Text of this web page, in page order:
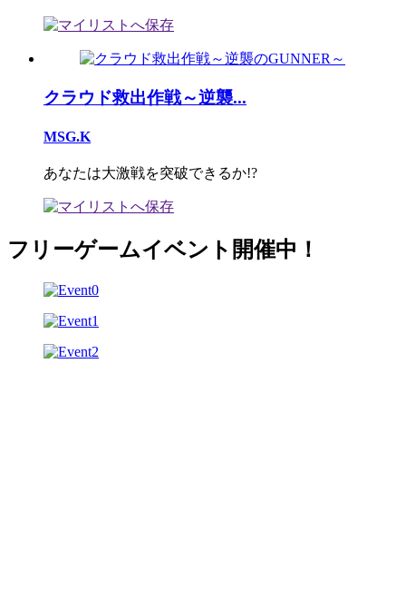
クラウド救出作戦～逆襲...
MSG.K
あなたは大激戦を突破できるか!?
フリーゲームイベント開催中！